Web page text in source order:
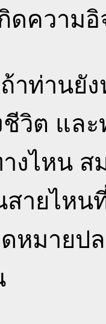
ดความ
าท่านยั
วิต และ
งไหน ส
ายไหน
หมายป